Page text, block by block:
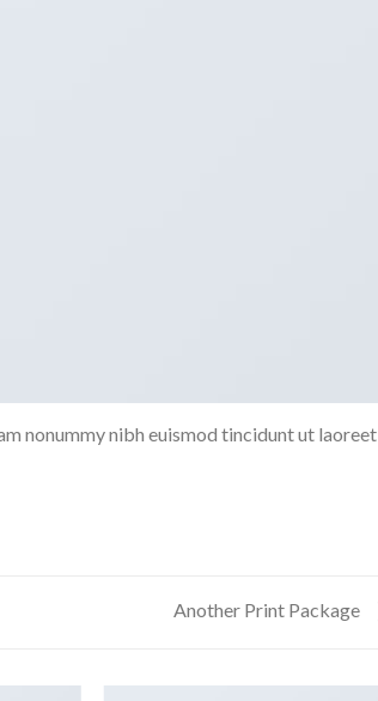
nonummy nibh euismod tincidunt ut laoreet
Another Print Package